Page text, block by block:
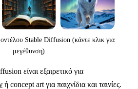
Stable Diffusion (κάντε κλικ για
μεγέθυνση)
είναι εξαιρετικό για
ή concept art για παιχνίδια και ταινίες.